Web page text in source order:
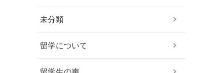
未分類
留学について